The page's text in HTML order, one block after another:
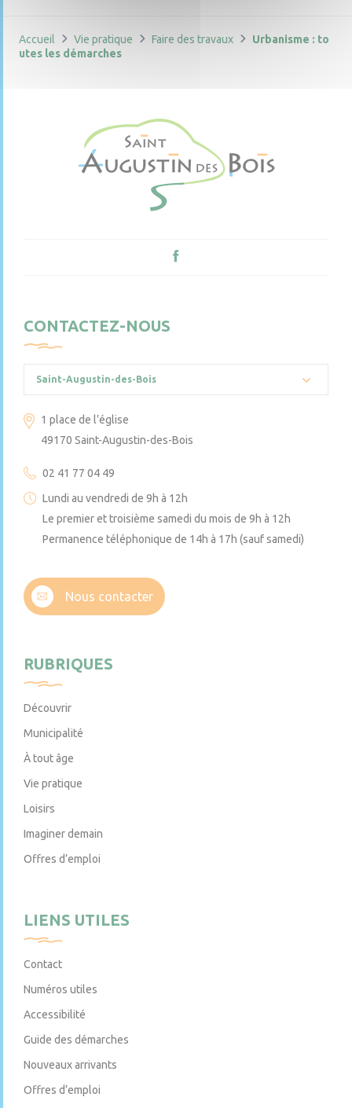
Accueil Vie pratique Faire des travaux
Urbanisme : to
utes les démarches
CONTACTEZ-NOUS
Saint-Augustin-des-Bois
1 place de l’église
49170 Saint-Augustin-des-Bois
02 41 77 04 49
Lundi au vendredi de 9h à 12h
Le premier et troisième samedi du mois de 9h à 12h
Permanence téléphonique de 14h à 17h (sauf samedi)
Nous contacter
RUBRIQUES
Découvrir
Municipalité
À tout âge
Vie pratique
Loisirs
Imaginer demain
Offres d’emploi
LIENS UTILES
Contact
Numéros utiles
Accessibilité
Guide des démarches
Nouveaux arrivants
Offres d’emploi